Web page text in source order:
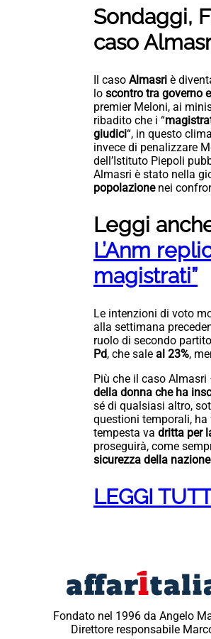
Sondaggi,
caso
Il caso Almasri è
lo scontro tra governo
premier Meloni, ai
ribadito che i “
giudici“, in questo
invece di penalizzare
dell’Istituto Piepoli
Almasri è stato nella
popolazionenei
Leggi
L’Anm
magistrati”
Le intenzioni di voto
alla settimana
ruolo di secondo
Pd, che sale al 23%,
Più che il caso
della donna che ha
sé di qualsiasi altro,
questioni temporali,
tempesta va dritta per
proseguirà, come
sicurezza della
LEGGI
Fondato nel 1996 da Angelo
Direttore responsabile